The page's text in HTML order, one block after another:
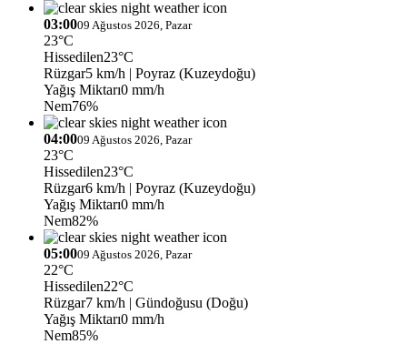
03:0009 Ağustos 2026, Pazar
23°C
Hissedilen23°C
Rüzgar5 km/h | Poyraz (Kuzeydoğu)
Yağış Miktarı0 mm/h
Nem76%
04:0009 Ağustos 2026, Pazar
23°C
Hissedilen23°C
Rüzgar6 km/h | Poyraz (Kuzeydoğu)
Yağış Miktarı0 mm/h
Nem82%
05:0009 Ağustos 2026, Pazar
22°C
Hissedilen22°C
Rüzgar7 km/h | Gündoğusu (Doğu)
Yağış Miktarı0 mm/h
Nem85%